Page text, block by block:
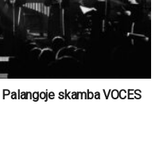
skamba VOCES